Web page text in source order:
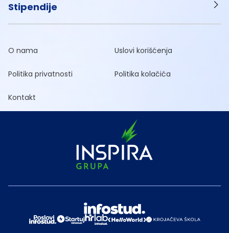
Stipendije
O nama Uslovi korišćenja
Politika privatnosti Politika kolačića
Kontakt